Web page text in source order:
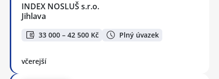
INDEX NOSLUŠ s.r.o.
Jihlava
33 000 – 42 500 Kč Plný úvazek
včerejší